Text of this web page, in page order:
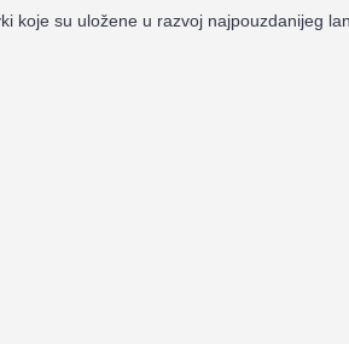
koje su uložene u razvoj najpouzdanijeg